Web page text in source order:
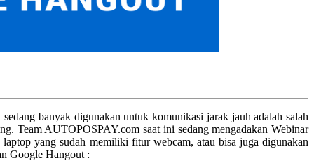
banyak digunakan untuk komunikasi jarak jauh adalah salah
Team AUTOPOSPAY.com saat ini sedang mengadakan Webinar
yang sudah memiliki fitur webcam, atau bisa juga digunakan
Google Hangout :